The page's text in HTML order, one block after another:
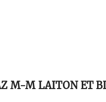
M-M LAITON ET